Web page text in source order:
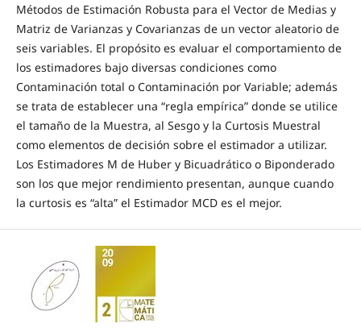
Métodos de Estimación Robusta para el Vector de Medias y
Matriz de Varianzas y Covarianzas de un vector aleatorio de
seis variables. El propósito es evaluar el comportamiento de
los estimadores bajo diversas condiciones como
Contaminación total o Contaminación por Variable; además
se trata de establecer una “regla empírica” donde se utilice
el tamaño de la Muestra, al Sesgo y la Curtosis Muestral
como elementos de decisión sobre el estimador a utilizar.
Los Estimadores M de Huber y Bicuadrático o Biponderado
son los que mejor rendimiento presentan, aunque cuando
la curtosis es “alta” el Estimador MCD es el mejor.